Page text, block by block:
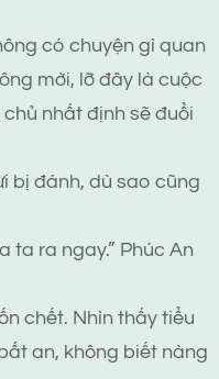
có chuyện gì quan
mời, lỡ đây là cuộc
nhất định sẽ đuổi
bị đánh, dù sao cũng
ta ra ngay.” Phúc An
chết. Nhìn thấy tiểu
an, không biết nàng